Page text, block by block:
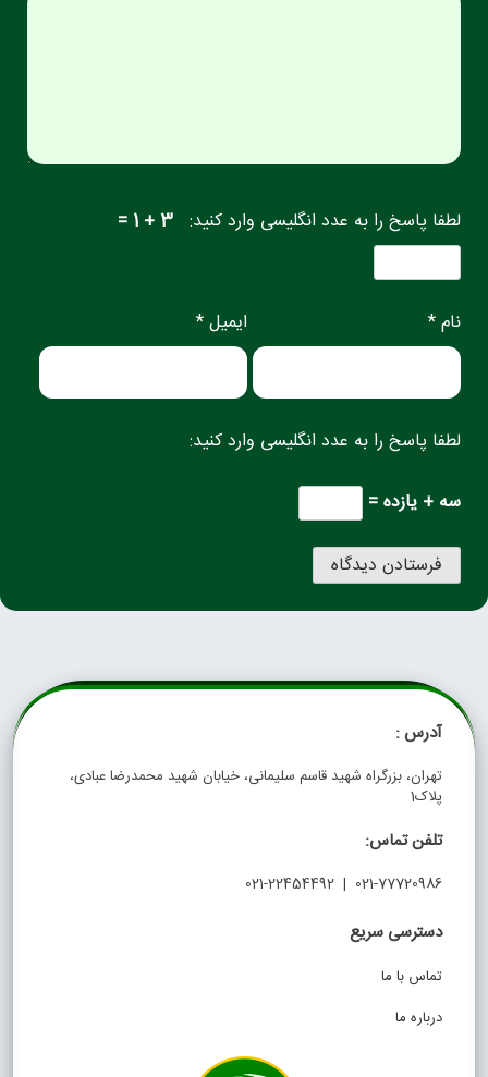
لطفا پاسخ را به عدد انگلیسی وارد کنید: 3 + 1 =
نام * ایمیل *
لطفا پاسخ را به عدد انگلیسی وارد کنید:
سه + یازده =
آدرس :
تهران، بزرگراه شهید قاسم سلیمانی، خیابان شهید محمدرضا عبادی،
پلاک1
تلفن تماس:
021-77720986 | 021-22454492
دسترسی سریع
تماس با ما
درباره ما